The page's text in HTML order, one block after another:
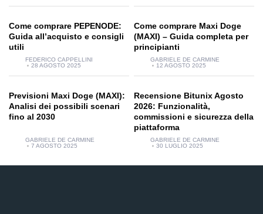
Come comprare PEPENODE:
Guida all’acquisto e consigli
utili
FEDERICO CAPPELLINI
28 AGOSTO 2025
Come comprare Maxi Doge
(MAXI) – Guida completa per
principianti
GABRIELE DE CARMINE
12 AGOSTO 2025
Previsioni Maxi Doge (MAXI):
Analisi dei possibili scenari
fino al 2030
GABRIELE DE CARMINE
7 AGOSTO 2025
Recensione Bitunix Agosto
2026: Funzionalità,
commissioni e sicurezza della
piattaforma
GABRIELE DE CARMINE
30 LUGLIO 2025